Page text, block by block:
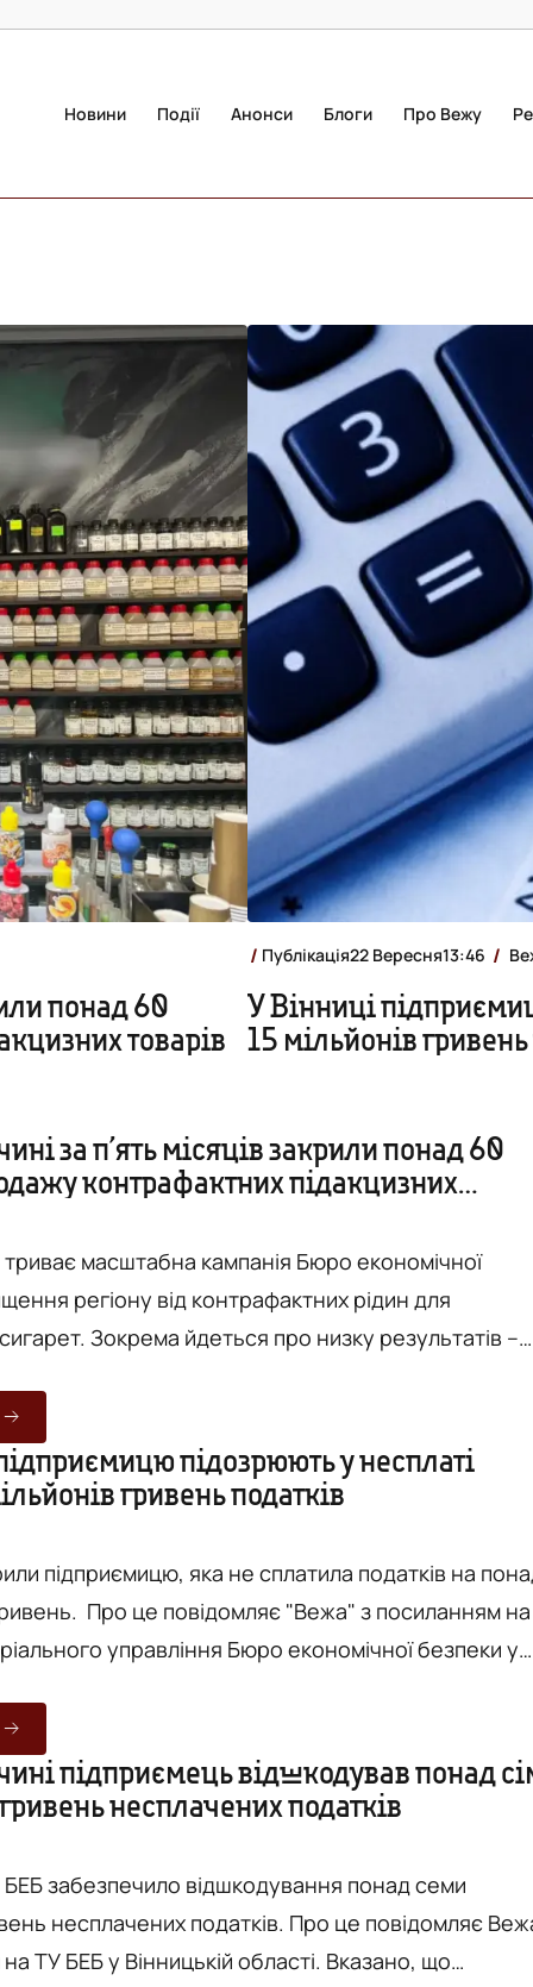
Новини Події Анонси Блоги Про Вежу
понад 60
товарів
Публікація22 Вересня13:46
У Вінниці
15 мільйонів гривень
за п’ять місяців закрили понад 60
контрафактних підакцизних
триває масштабна кампанія Бюро економічної
регіону від контрафактних рідин для
Зокрема йдеться про низку результатів –
управління Бюро економічної безпеки України у
називають
підозрюють у несплаті
гривень податків
підприємицю, яка не сплатила податків на
з посиланням на
управління Бюро економічної безпеки у
товарів. Як встановили під час
впродовж декількох років вона не декларувала
доходів, які надходили на її банківський рахунок
підприємець відшкодував понад
несплачених податків
БЕБ забезпечило відшкодування понад семи
податків. Про це повідомляє Вежа
БЕБ у Вінницькій області. Вказано, що